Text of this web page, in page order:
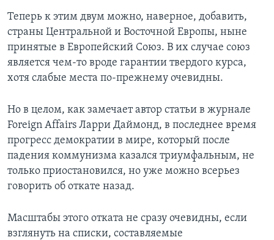
Learning English
СОЦИАЛЬНЫЕ СЕТИ
Языки
Теперь к этим двум можно, наверное, добавить,
страны Центральной и Восточной Европы, ныне
принятые в Европейский Союз. В их случае союз
является чем-то вроде гарантии твердого курса,
хотя слабые места по-прежнему очевидны.
Но в целом, как замечает автор статьи в журнале
Foreign Affairs Ларри Даймонд, в последнее время
прогресс демократии в мире, который после
падения коммунизма казался триумфальным, не
только приостановился, но уже можно всерьез
говорить об откате назад.
Масштабы этого отката не сразу очевидны, если
взглянуть на списки, составляемые